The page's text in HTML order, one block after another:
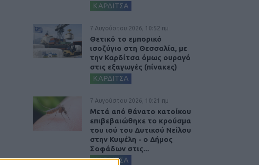
ΚΑΡΔΙΤΣΑ
7 Αυγούστου 2026, 10:52 πμ
Θετικό το εμπορικό
ισοζύγιο στη Θεσσαλία, με
την Καρδίτσα όμως ουραγό
στις εξαγωγές (πίνακες)
ΚΑΡΔΙΤΣΑ
7 Αυγούστου 2026, 10:21 πμ
Μετά από θάνατο κατοίκου
επιβεβαιώθηκε το κρούσμα
του ιού του Δυτικού Νείλου
στην Κυψέλη - ο Δήμος
Σοφάδων στις...
ΚΑΡΔΙΤΣΑ